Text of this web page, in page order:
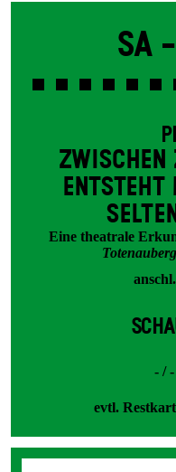
Sa -
ZWISCHEN
Eine theatrale
Totenauberg
- /
evtl.